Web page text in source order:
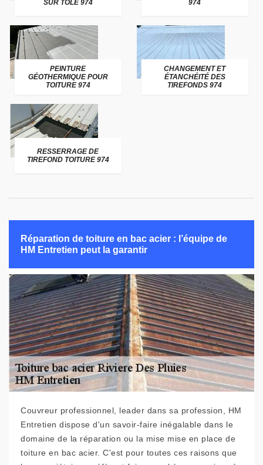
SUR TÔLE 974
974
PEINTURE
GÉOTHERMIQUE POUR
TOITURE 974
CHANGEMENT ET
ÉTANCHÉITÉ DES
TIREFONDS 974
RESSERRAGE DE
TIREFOND TOITURE 974
Réparation de toiture en bac acier : l’équipe de
HM Entretien peut la garantir
Couvreur professionnel, leader dans sa profession, HM
Entretien dispose d'un savoir-faire inégalable dans le
domaine de la réparation ou la mise mise en place de
toiture en bac acier. C'est pour toutes ces raisons que